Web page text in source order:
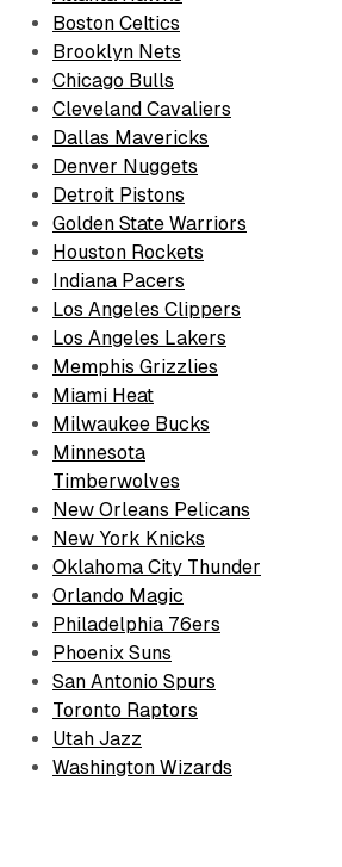
Boston Celtics
Brooklyn Nets
Chicago Bulls
Cleveland Cavaliers
Dallas Mavericks
Denver Nuggets
Detroit Pistons
Golden State Warriors
Houston Rockets
Indiana Pacers
Los Angeles Clippers
Los Angeles Lakers
Memphis Grizzlies
Miami Heat
Milwaukee Bucks
Minnesota
Timberwolves
New Orleans Pelicans
New York Knicks
Oklahoma City Thunder
Orlando Magic
Philadelphia 76ers
Phoenix Suns
San Antonio Spurs
Toronto Raptors
Utah Jazz
Washington Wizards